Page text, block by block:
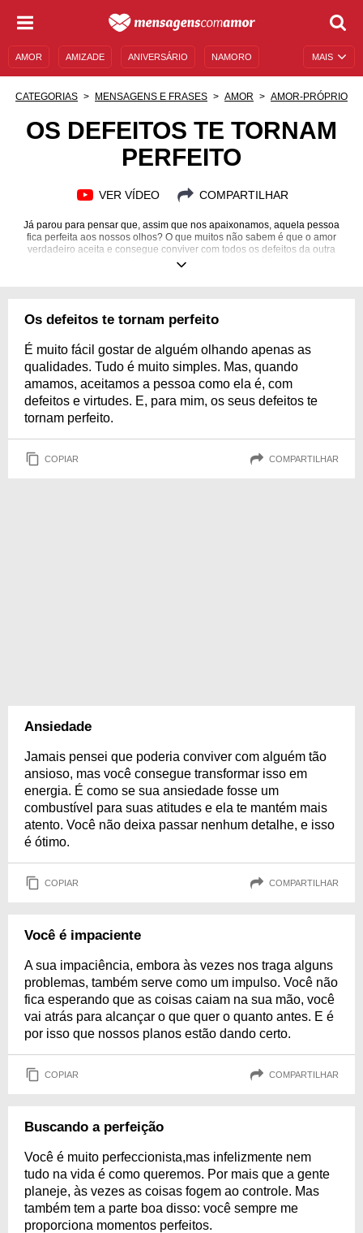
MAIS
AMOR AMIZADE ANIVERSÁRIO NAMORO
MENSAGENS DE ANIVERSÁRIO
CATEGORIAS MENSAGENS E FRASES AMOR AMOR-PRÓPRIO
OS DEFEITOS TE TORNAM
PERFEITO
VER VÍDEO COMPARTILHAR
Já parou para pensar que, assim que nos apaixonamos, aquela pessoa
fica perfeita aos nossos olhos? O que muitos não sabem é que o amor
verdadeiro aceita e consegue conviver com todos os defeitos da outra
pessoa. Que tal também aprender a amar quem você é de verdade?
Os defeitos te tornam perfeito
É muito fácil gostar de alguém olhando apenas as
qualidades. Tudo é muito simples. Mas, quando
amamos, aceitamos a pessoa como ela é, com
defeitos e virtudes. E, para mim, os seus defeitos te
tornam perfeito.
COPIAR COMPARTILHAR
Ansiedade
Jamais pensei que poderia conviver com alguém tão
ansioso, mas você consegue transformar isso em
energia. É como se sua ansiedade fosse um
combustível para suas atitudes e ela te mantém mais
atento. Você não deixa passar nenhum detalhe, e isso
é ótimo.
COPIAR COMPARTILHAR
Você é impaciente
A sua impaciência, embora às vezes nos traga alguns
problemas, também serve como um impulso. Você não
fica esperando que as coisas caiam na sua mão, você
vai atrás para alcançar o que quer o quanto antes. E é
por isso que nossos planos estão dando certo.
COPIAR COMPARTILHAR
Buscando a perfeição
Você é muito perfeccionista,mas infelizmente nem
tudo na vida é como queremos. Por mais que a gente
planeje, às vezes as coisas fogem ao controle. Mas
também tem a parte boa disso: você sempre me
proporciona momentos perfeitos.